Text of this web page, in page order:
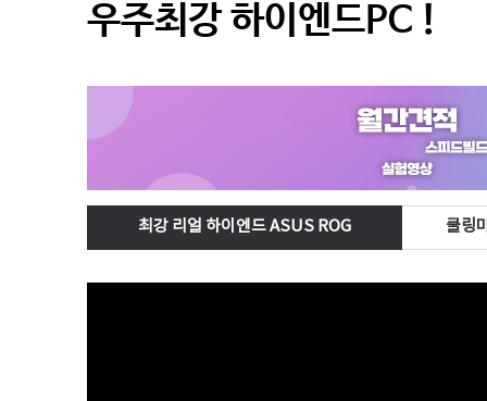
우주최강 하이엔드PC !
최강 리얼 하이엔드 ASUS ROG 쿨링